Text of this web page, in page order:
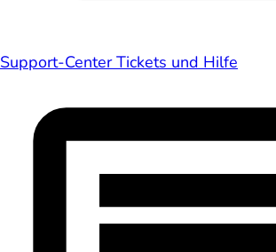
Support-Center Tickets und Hilfe